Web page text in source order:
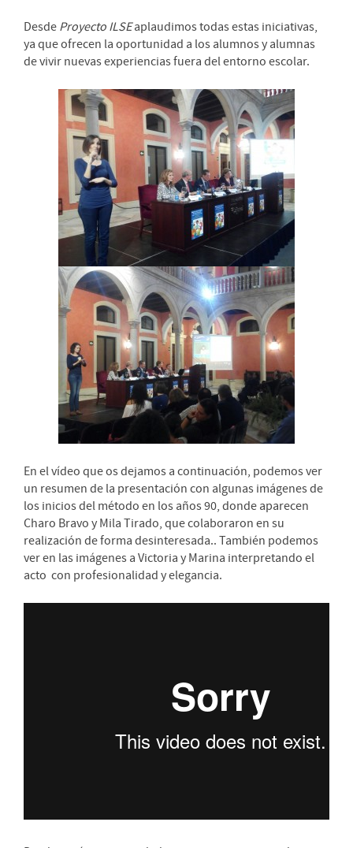
Desde Proyecto ILSEaplaudimos todas estas iniciativas,
ya que ofrecen la oportunidad a los alumnos y alumnas
de vivir nuevas experiencias fuera del entorno escolar.
En el vídeo que os dejamos a continuación, podemos ver
un resumen de la presentación con algunas imágenes de
los inicios del método en los años 90, donde aparecen
Charo Bravo y Mila Tirado, que colaboraron en su
realización de forma desinteresada.. También podemos
ver en las imágenes a Victoria y Marina interpretando el
acto con profesionalidad y elegancia.